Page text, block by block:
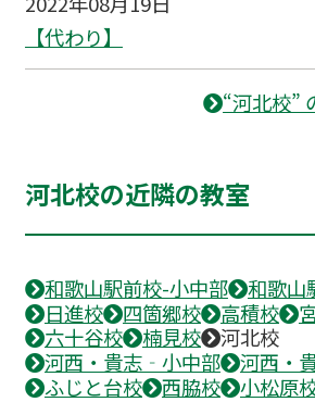
【代わり】
“河北校”
河北校の近隣の教室
和歌山駅前校-小中部
和歌山
日進校
四箇郷校 高積校
六十谷校
楠見校
河北校
河西・貴志‐小中部
河西・
ふじと台校
西脇校 小松原